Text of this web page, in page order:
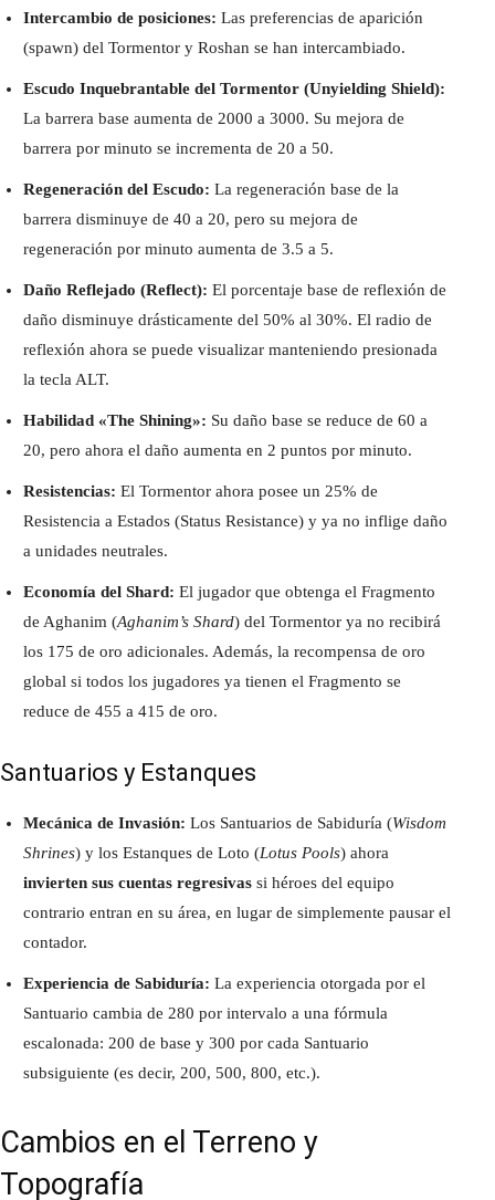
Intercambio de posiciones: Las preferencias de aparición
(spawn) del Tormentor y Roshan se han intercambiado.
Escudo Inquebrantable del Tormentor (Unyielding Shield):
La barrera base aumenta de 2000 a 3000. Su mejora de
barrera por minuto se incrementa de 20 a 50.
Regeneración del Escudo: La regeneración base de la
barrera disminuye de 40 a 20, pero su mejora de
regeneración por minuto aumenta de 3.5 a 5.
Daño Reflejado (Reflect): El porcentaje base de reflexión de
daño disminuye drásticamente del 50% al 30%. El radio de
reflexión ahora se puede visualizar manteniendo presionada
la tecla ALT.
Habilidad «The Shining»: Su daño base se reduce de 60 a
20, pero ahora el daño aumenta en 2 puntos por minuto.
Resistencias: El Tormentor ahora posee un 25% de
Resistencia a Estados (Status Resistance) y ya no inflige daño
a unidades neutrales.
Economía del Shard: El jugador que obtenga el Fragmento
de Aghanim (Aghanim’s Shard) del Tormentor ya no recibirá
los 175 de oro adicionales. Además, la recompensa de oro
global si todos los jugadores ya tienen el Fragmento se
reduce de 455 a 415 de oro.
Santuarios y Estanques
Mecánica de Invasión: Los Santuarios de Sabiduría (Wisdom
Shrines) y los Estanques de Loto (Lotus Pools) ahora
invierten sus cuentas regresivas si héroes del equipo
contrario entran en su área, en lugar de simplemente pausar el
contador.
Experiencia de Sabiduría: La experiencia otorgada por el
Santuario cambia de 280 por intervalo a una fórmula
escalonada: 200 de base y 300 por cada Santuario
subsiguiente (es decir, 200, 500, 800, etc.).
Cambios en el Terreno y
Topografía